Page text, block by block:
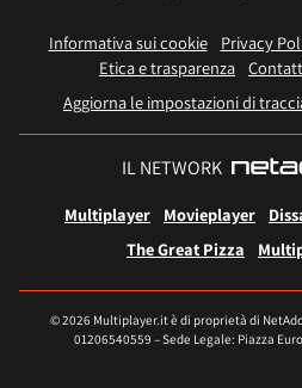
Informativa sui cookie Privacy
Etica e trasparenza
Aggiorna le impostazioni di
IL NETWORK
Multiplayer Movieplayer
The Great Pizza
© 2026 Multiplayer.it è di proprietà di
01206540559 – Sede Legale: Piazza